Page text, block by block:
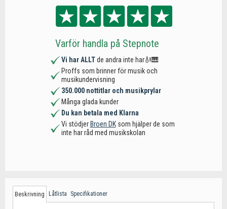
Varför handla på Stepnote
Vi har ALLTde andra inte har🎻🎹
Proffs som brinner för musik och
musikundervisning
350.000 nottitlar och musikprylar
Många glada kunder
Du kan betala med Klarna
Vi stödjer Broen DKsom hjälper de som
inte har råd med musikskolan
Beskrivning Låtlista Specifikationer